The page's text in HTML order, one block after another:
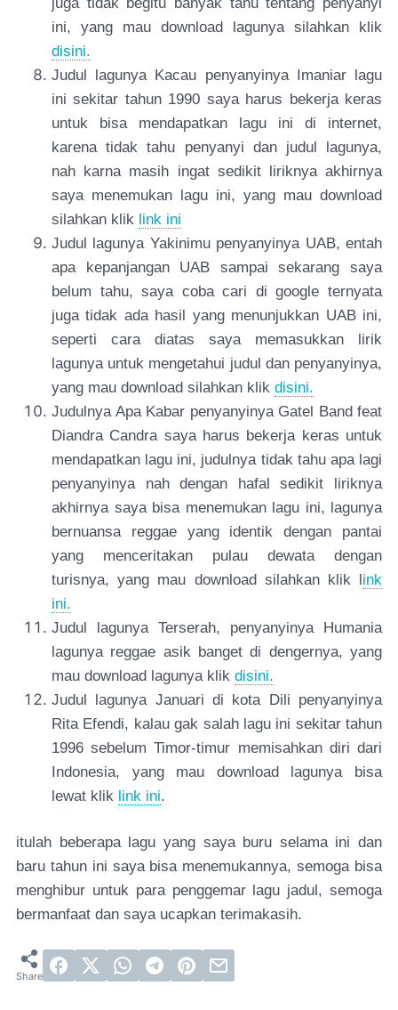
ini, yang mau download lagunya silahkan klik
disini.
Judul lagunya Kacau penyanyinya Imaniar lagu
ini sekitar tahun 1990 saya harus bekerja keras
untuk bisa mendapatkan lagu ini di internet,
karena tidak tahu penyanyi dan judul lagunya,
nah karna masih ingat sedikit liriknya akhirnya
saya menemukan lagu ini, yang mau download
silahkan klik link ini
Judul lagunya Yakinimu penyanyinya UAB, entah
apa kepanjangan UAB sampai sekarang saya
belum tahu, saya coba cari di google ternyata
juga tidak ada hasil yang menunjukkan UAB ini,
seperti cara diatas saya memasukkan lirik
lagunya untuk mengetahui judul dan penyanyinya,
yang mau download silahkan klik disini.
Judulnya Apa Kabar penyanyinya Gatel Band feat
Diandra Candra saya harus bekerja keras untuk
mendapatkan lagu ini, judulnya tidak tahu apa lagi
penyanyinya nah dengan hafal sedikit liriknya
akhirnya saya bisa menemukan lagu ini, lagunya
bernuansa reggae yang identik dengan pantai
yang menceritakan pulau dewata dengan
turisnya, yang mau download silahkan klik link
ini.
Judul lagunya Terserah, penyanyinya Humania
lagunya reggae asik banget di dengernya, yang
mau download lagunya klik disini.
Judul lagunya Januari di kota Dili penyanyinya
Rita Efendi, kalau gak salah lagu ini sekitar tahun
1996 sebelum Timor-timur memisahkan diri dari
Indonesia, yang mau download lagunya bisa
lewat klik link ini.
itulah beberapa lagu yang saya buru selama ini dan
baru tahun ini saya bisa menemukannya, semoga bisa
menghibur untuk para penggemar lagu jadul, semoga
bermanfaat dan saya ucapkan terimakasih.